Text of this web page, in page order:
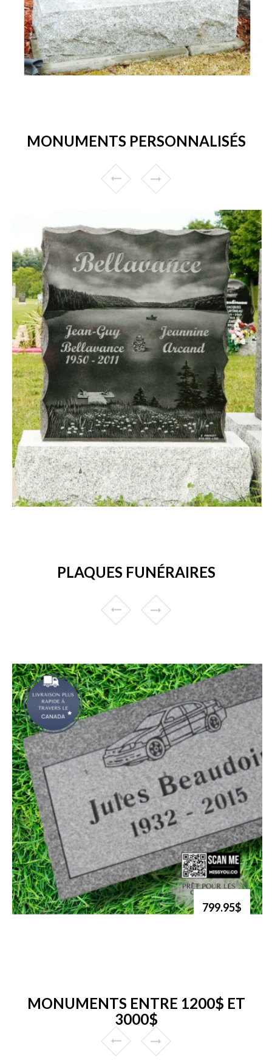
MONUMENTS PERSONNALISÉS
PLAQUES FUNÉRAIRES
799.95$
MONUMENTS ENTRE 1200$ ET
3000$